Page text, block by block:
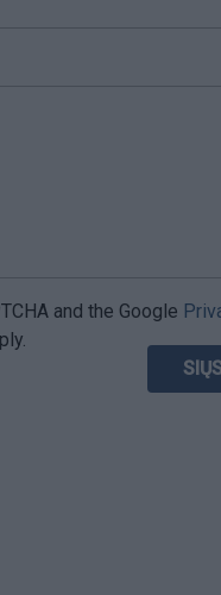
and the Google